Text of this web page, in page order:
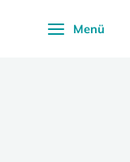
Menü